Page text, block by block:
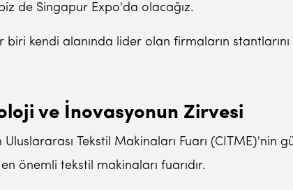
de Singapur Expo'da olacağız.
biri kendi alanında lider olan firmaların
ve İnovasyonun Zirvesi
Tekstil Makinaları Fuarı (CITME)'nin
önemli tekstil makinaları fuarıdır.